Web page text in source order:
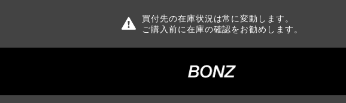
買付先の在庫状況は常に変動します。
ご購入前に在庫の確認をお勧めします。